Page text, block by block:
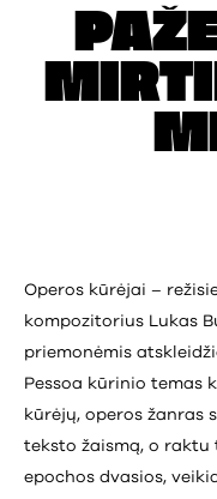
Operos kūrėjai –
kompozitorius Lukas
priemonėmis
Pessoa kūrinio temas
kūrėjų, operos žanras
teksto žaismą, o raktu
epochos dvasios,